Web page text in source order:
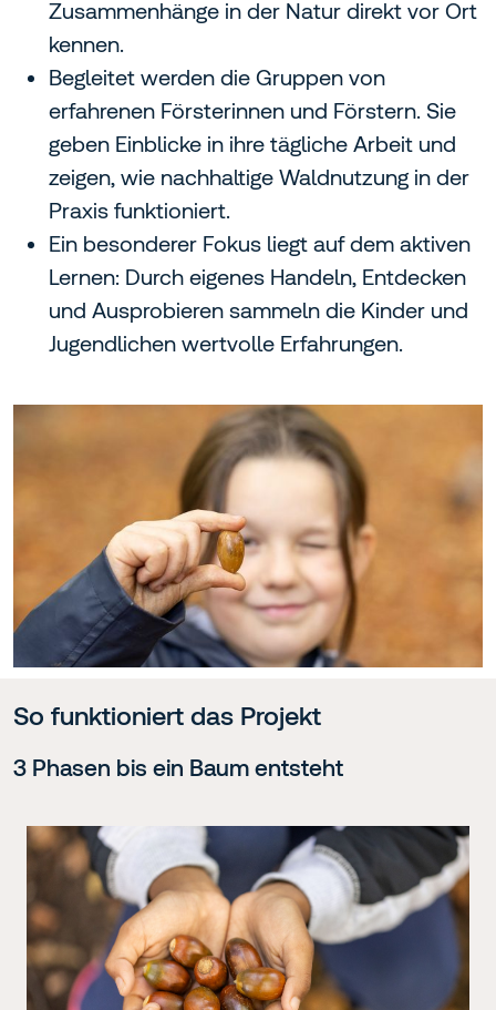
Zusammenhänge in der Natur direkt vor Ort
kennen.
Begleitet werden die Gruppen von
erfahrenen Försterinnen und Förstern. Sie
geben Einblicke in ihre tägliche Arbeit und
zeigen, wie nachhaltige Waldnutzung in der
Praxis funktioniert.
Ein besonderer Fokus liegt auf dem aktiven
Lernen: Durch eigenes Handeln, Entdecken
und Ausprobieren sammeln die Kinder und
Jugendlichen wertvolle Erfahrungen.
So funktioniert das Projekt
3 Phasen bis ein Baum entsteht